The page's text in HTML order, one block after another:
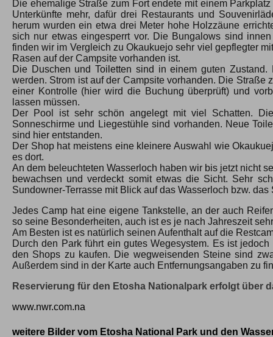
Die ehemalige Straße zum Fort endete mit einem
Unterkünfte mehr, dafür drei Restaurants und
herum wurden ein etwa drei Meter hohe Holzzäune
sich nur etwas eingesperrt vor. Die Bungalows sind
finden wir im Vergleich zu Okaukuejo sehr viel gepflegter
Rasen auf der Campsite vorhanden ist.
Die Duschen und Toiletten sind in einem guten
werden. Strom ist auf der Campsite vorhanden. Die Straße
einer Kontrolle (hier wird die Buchung überprüft) und
lassen müssen.
Der Pool ist sehr schön angelegt mit viel Schatten.
Sonneschirme und Liegestühle sind vorhanden. Neue
sind hier entstanden.
Der Shop hat meistens eine kleinere Auswahl wie
es dort.
An dem beleuchteten Wasserloch haben wir bis jetzt nicht
bewachsen und verdeckt somit etwas die Sicht. Sehr
Sundowner-Terrasse mit Blick auf das Wasserloch bzw. das
Jedes Camp hat eine eigene Tankstelle, an der auch
so seine Besonderheiten, auch ist es je nach Jahreszeit
Am Besten ist es natürlich seinen Aufenthalt auf die
Durch den Park führt ein gutes Wegesystem. Es ist
den Shops zu kaufen. Die wegweisenden Steine sind
Außerdem sind in der Karte auch Entfernungsangaben zu
Reservierung für den Etosha Nationalpark erfolgt über
www.nwr.com.na
weitere Bilder vom Etosha National Park und den